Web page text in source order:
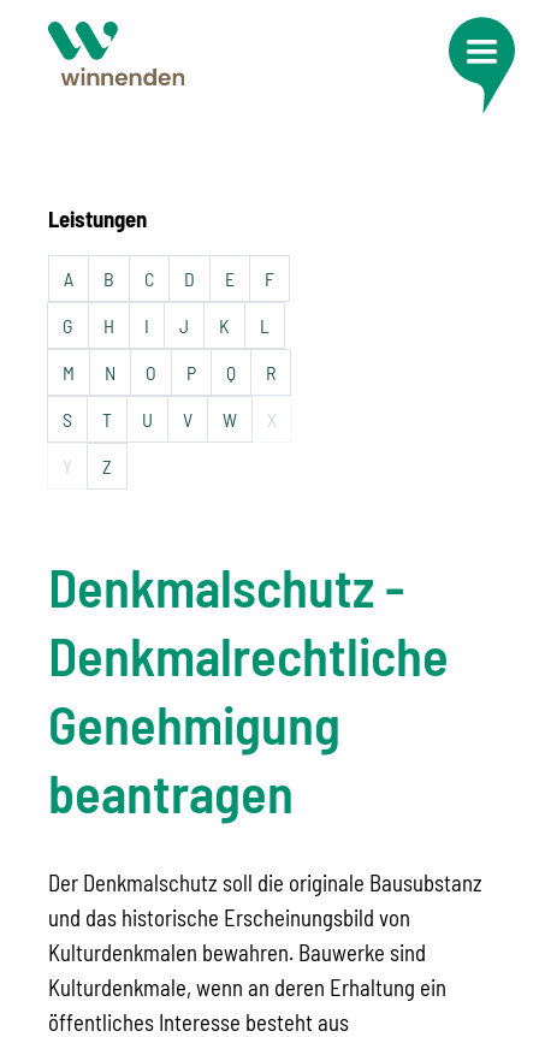
Leistungen
A B C D E F
G H I J K L
M N O P Q R
S T U V W X
Y Z
Denkmalschutz -
Denkmalrechtliche
Genehmigung
beantragen
Der Denkmalschutz soll die originale Bausubstanz
und das historische Erscheinungsbild von
Kulturdenkmalen bewahren. Bauwerke sind
Kulturdenkmale, wenn an deren Erhaltung ein
öffentliches Interesse besteht aus